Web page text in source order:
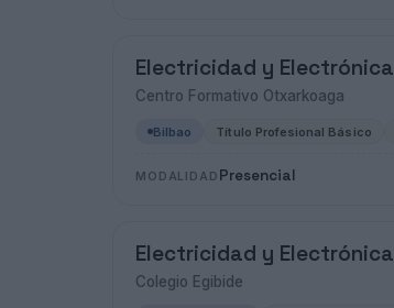
Electricidad y Electrónica
Centro Formativo Otxarkoaga
Bilbao Título Profesional Básico
MODALIDAD Presencial
Electricidad y Electrónica
Colegio Egibide